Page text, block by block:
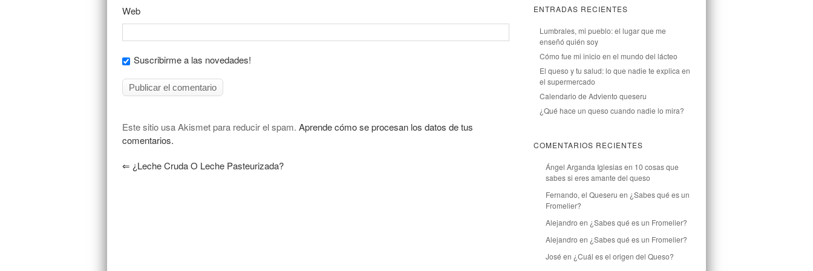
Web
Suscribirme a las novedades!
Este sitio usa Akismet para reducir el spam. Aprende cómo se procesan los datos de tus
comentarios.
⇐ ¿Leche Cruda O Leche Pasteurizada?
ENTRADAS RECIENTES
Lumbrales, mi pueblo: el lugar que me
enseñó quién soy
Cómo fue mi inicio en el mundo del lácteo
El queso y tu salud: lo que nadie te explica en
el supermercado
Calendario de Adviento queseru
¿Qué hace un queso cuando nadie lo mira?
COMENTARIOS RECIENTES
Ángel Arganda Iglesiasen 10 cosas que
sabes si eres amante del queso
Fernando, el Queseru en ¿Sabes qué es un
Fromelier?
Alejandro en ¿Sabes qué es un Fromelier?
Alejandro en ¿Sabes qué es un Fromelier?
José en ¿Cuál es el origen del Queso?